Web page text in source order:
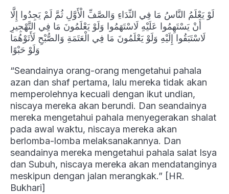
لَوْ يَعْلَمُ النَّاسُ مَا فِي النِّدَاءِ وَالصَّفِّ الْأَوَّلِ ثُمَّ لَمْ يَجِدُوا إِلَّا
أَنْ يَسْتَهِمُوا عَلَيْهِ لَاسْتَهَمُوا وَلَوْ يَعْلَمُونَ مَا فِي التَّهْجِيرِ
لَاسْتَبَقُوا إِلَيْهِ وَلَوْ يَعْلَمُونَ مَا فِي الْعَتَمَةِ وَالصُّبْحِ لَأَتَوْهُمَا
وَلَوْ حَبْوًا
“Seandainya orang-orang mengetahui pahala
azan dan shaf pertama, lalu mereka tidak akan
memperolehnya kecuali dengan ikut undian,
niscaya mereka akan berundi. Dan seandainya
mereka mengetahui pahala menyegerakan shalat
pada awal waktu, niscaya mereka akan
berlomba-lomba melaksanakannya. Dan
seandainya mereka mengetahui pahala salat Isya
dan Subuh, niscaya mereka akan mendatanginya
meskipun dengan jalan merangkak.” [HR.
Bukhari]